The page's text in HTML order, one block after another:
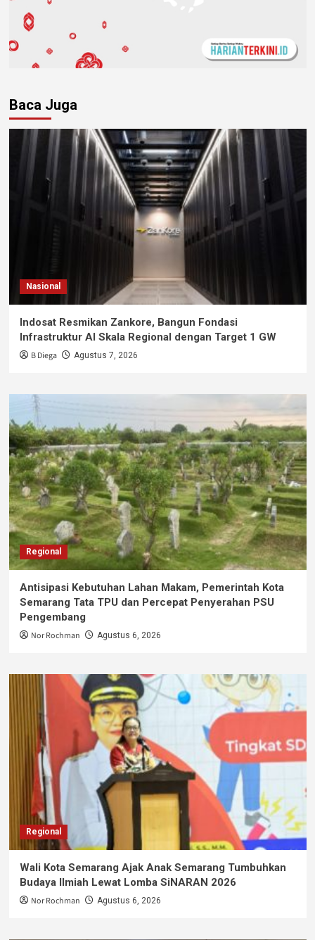
Baca Juga
Nasional
Indosat Resmikan Zankore, Bangun Fondasi
Infrastruktur AI Skala Regional dengan Target 1 GW
B Diega Agustus 7, 2026
Regional
Antisipasi Kebutuhan Lahan Makam, Pemerintah Kota
Semarang Tata TPU dan Percepat Penyerahan PSU
Pengembang
Nor Rochman Agustus 6, 2026
Regional
Wali Kota Semarang Ajak Anak Semarang Tumbuhkan
Budaya Ilmiah Lewat Lomba SiNARAN 2026
Nor Rochman Agustus 6, 2026